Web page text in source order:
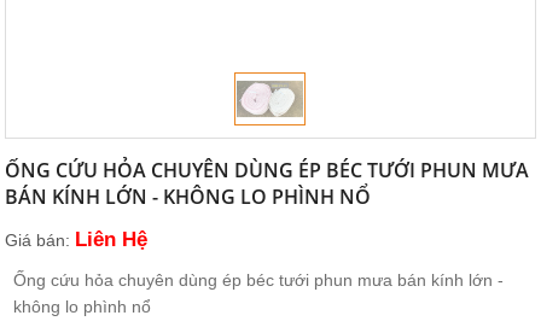
ỐNG CỨU HỎA CHUYÊN DÙNG ÉP BÉC TƯỚI PHUN MƯA
BÁN KÍNH LỚN - KHÔNG LO PHÌNH NỔ
Giá bán: Liên Hệ
Ống cứu hỏa chuyên dùng ép béc tưới phun mưa bán kính lớn -
không lo phình nổ